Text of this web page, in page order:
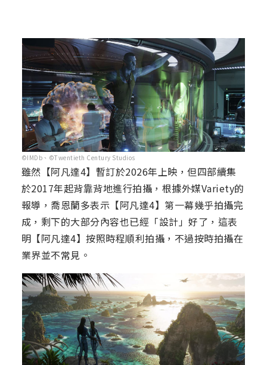
©IMDb、©Twentieth Century Studios
雖然【阿凡達4】暫訂於2026年上映，但四部續集
於2017年起背靠背地進行拍攝，根據外媒Variety的
報導，喬恩蘭多表示【阿凡達4】第一幕幾乎拍攝完
成，剩下的大部分內容也已經「設計」好了，這表
明【阿凡達4】按照時程順利拍攝，不過按時拍攝在
業界並不常見。